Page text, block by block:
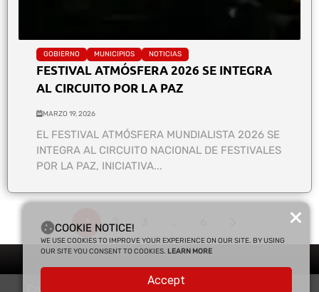
GOBIERNO MUNICIPIOS NOTICIAS
FESTIVAL ATMÓSFERA 2026 SE INTEGRA
AL CIRCUITO POR LA PAZ
MARZO 19, 2026
EL FESTIVAL ATMÓSFERA MUNDIALISTA 2026 SE
INTEGRA AL CIRCUITO NACIONAL DE FESTIVALES
POR LA PAZ, INICIATIVA...
1 2
COOKIE NOTICE!
WE USE COOKIES TO IMPROVE YOUR EXPERIENCE ON OUR SITE. BY USING
OUR SITE YOU CONSENT TO COOKIES. LEARN MORE
Accept